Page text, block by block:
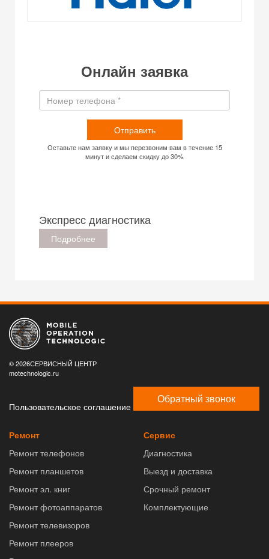
Онлайн заявка
Отправить
Оставьте нам заявку и мы перезвоним вам в течение 15
минут и сделаем скидку до 30%
Экспресс диагностика
Подробнее
© 2026СЕРВИСНЫЙ ЦЕНТР
motechnologic.ru
Пользовательское соглашение
Обратный звонок
Ремонт
Ремонт телефонов
Ремонт планшетов
Ремонт эл. книг
Ремонт фотоаппаратов
Ремонт телевизоров
Ремонт плееров
Сервис
Диагностика
Выезд и доставка
Срочный ремонт
Комплектующие